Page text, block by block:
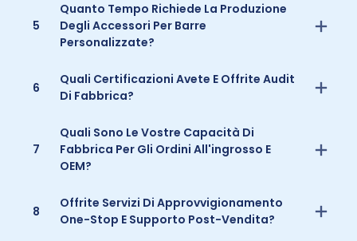
5
Quanto Tempo Richiede La Produzione
Degli Accessori Per Barre
Personalizzate?
6
Quali Certificazioni Avete E Offrite Audit
Di Fabbrica?
7
Quali Sono Le Vostre Capacità Di
Fabbrica Per Gli Ordini All'ingrosso E
OEM?
8
Offrite Servizi Di Approvvigionamento
One-Stop E Supporto Post-Vendita?